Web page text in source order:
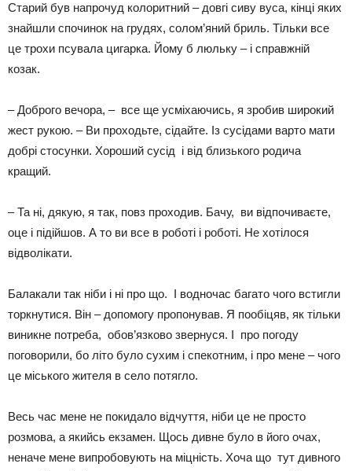
Старий був напрочуд колоритний – довгі сиву вуса, кінці яких
знайшли спочинок на грудях, солом’яний бриль. Тільки все
це трохи псувала цигарка. Йому б люльку – і справжній
козак.
– Доброго вечора, – все ще усміхаючись, я зробив широкий
жест рукою. – Ви проходьте, сідайте. Із сусідами варто мати
добрі стосунки. Хороший сусід і від близького родича
кращий.
– Та ні, дякую, я так, повз проходив. Бачу, ви відпочиваєте,
оце і підійшов. А то ви все в роботі і роботі. Не хотілося
відволікати.
Балакали так ніби і ні про що. І водночас багато чого встигли
торкнутися. Він – допомогу пропонував. Я пообіцяв, як тільки
виникне потреба, обов’язково звернуся. І про погоду
поговорили, бо літо було сухим і спекотним, і про мене – чого
це міського жителя в село потягло.
Весь час мене не покидало відчуття, ніби це не просто
розмова, а якийсь екзамен. Щось дивне було в його очах,
неначе мене випробовують на міцність. Хоча що тут дивного